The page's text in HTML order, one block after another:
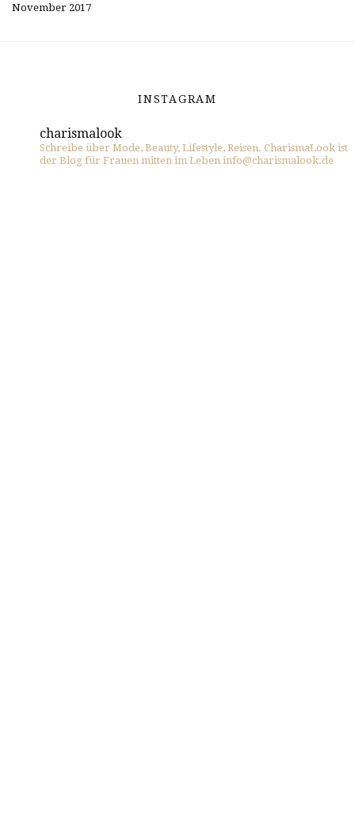
November 2017
INSTAGRAM
charismalook
Schreibe über Mode, Beauty, Lifestyle, Reisen. CharismaLook ist
der Blog für Frauen mitten im Leben info@charismalook.de